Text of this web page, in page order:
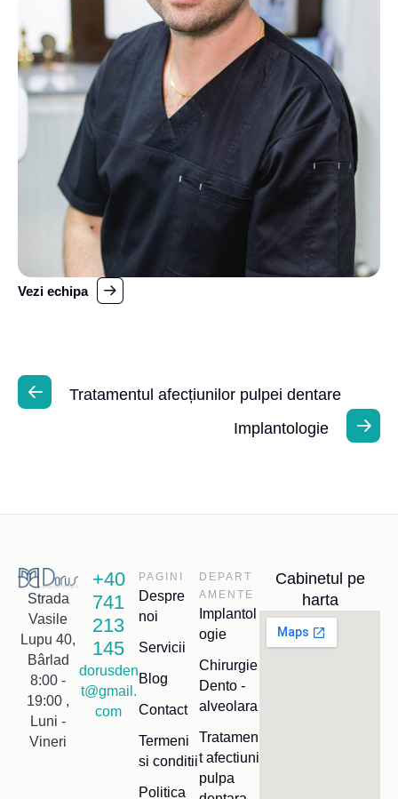
Vezi echipa
Tratamentul afecțiunilor pulpei dentare
Implantologie
Strada
Vasile
Lupu 40,
Bârlad
8:00 -
19:00 ,
Luni -
Vineri
+40
741
213
145
dorusden
t@gmail.
com
PAGINI
Despre
noi
Servicii
Blog
Contact
Termeni
si conditii
Politica
DEPART
AMENTE
Implantol
ogie
Chirurgie
Dento -
alveolara
Tratamen
t afectiuni
pulpa
Cabinetul pe
harta